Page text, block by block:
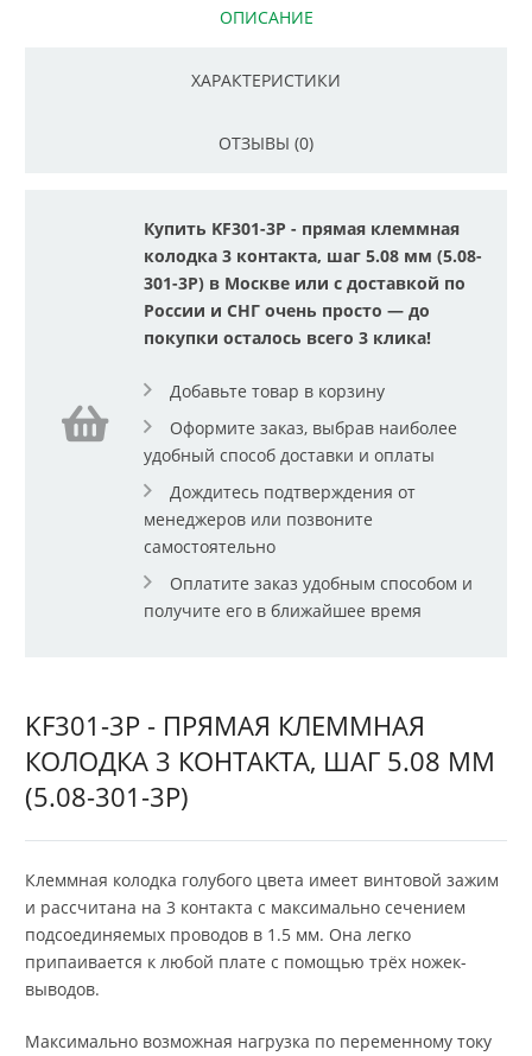
ОПИСАНИЕ
ХАРАКТЕРИСТИКИ
ОТЗЫВЫ (0)
Купить KF301-3P - прямая клеммная
колодка 3 контакта, шаг 5.08 мм (5.08-
301-3P) в Москве или с доставкой по
России и СНГ очень просто — до
покупки осталось всего 3 клика!
Добавьте товар в корзину
Оформите заказ, выбрав наиболее
удобный способ доставки и оплаты
Дождитесь подтверждения от
менеджеров или позвоните
самостоятельно
Оплатите заказ удобным способом и
получите его в ближайшее время
KF301-3P - ПРЯМАЯ КЛЕММНАЯ
КОЛОДКА 3 КОНТАКТА, ШАГ 5.08 ММ
(5.08-301-3P)
Клеммная колодка голубого цвета имеет винтовой зажим
и рассчитана на 3 контакта с максимально сечением
подсоединяемых проводов в 1.5 мм. Она легко
припаивается к любой плате с помощью трёх ножек-
выводов.
Максимально возможная нагрузка по переменному току